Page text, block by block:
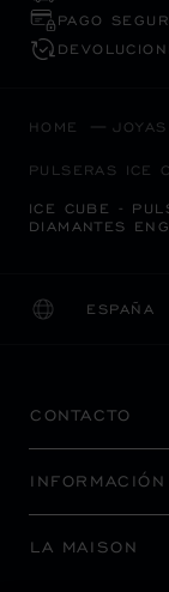
PAGO
HOME JOYAS
PULSERAS ICE
ICE CUBE -
DIAMANTES
ESPAÑA
CONTACTO
INFORMACIÓN
LA MAISON